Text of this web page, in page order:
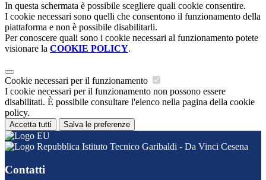
In questa schermata è possibile scegliere quali cookie consentire.
I cookie necessari sono quelli che consentono il funzionamento della
piattaforma e non è possibile disabilitarli.
Per conoscere quali sono i cookie necessari al funzionamento potete
visionare la COOKIE POLICY.
Cookie necessari per il funzionamento
I cookie necessari per il funzionamento non possono essere
disabilitati. È possibile consultare l'elenco nella pagina della cookie
policy.
Accetta tutti Salva le preferenze
Istituto Tecnico Garibaldi - Da Vinci Cesena
Contatti